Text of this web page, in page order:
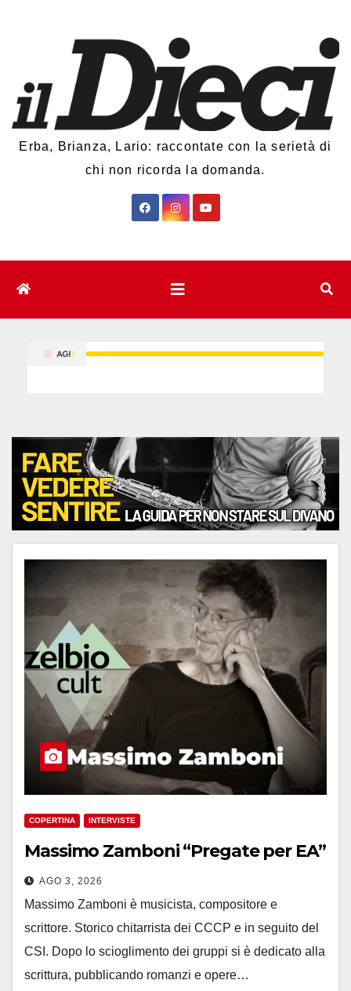
Erba, Brianza, Lario: raccontate con la serietà di
chi non ricorda la domanda.
COPERTINA INTERVISTE
Massimo Zamboni “Pregate per EA”
AGO 3, 2026
Massimo Zamboni è musicista, compositore e
scrittore. Storico chitarrista dei CCCP e in seguito del
CSI. Dopo lo scioglimento dei gruppi si è dedicato alla
scrittura, pubblicando romanzi e opere…